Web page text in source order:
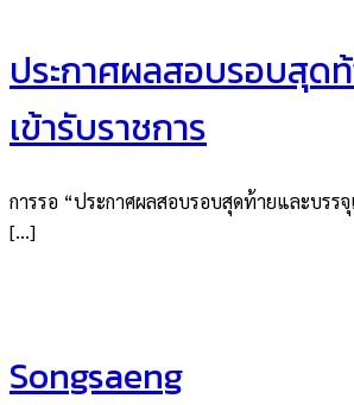
ประกาศผลสอบรอบสุด
เข้ารับราชการ
การรอ “ประกาศผลสอบรอบสุดท้ายและบรรจุ
[…]
Songsaeng